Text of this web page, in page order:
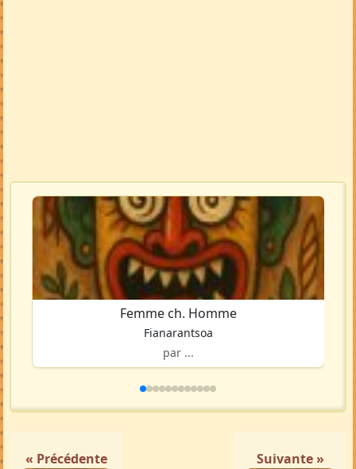
Femme ch. Homme
Fianarantsoa
par ...
« Précédente Suivante »